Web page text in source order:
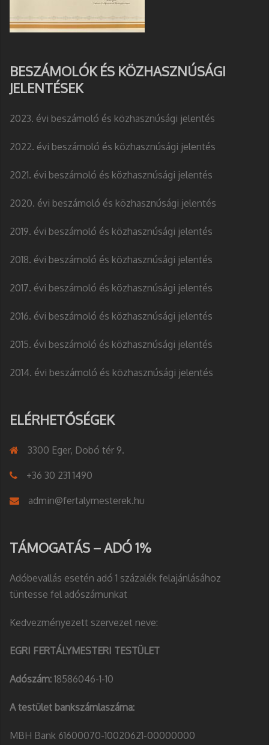
BESZÁMOLÓK ÉS KÖZHASZNÚSÁGI
JELENTÉSEK
2023. évi beszámoló és közhasznúsági jelentés
2022. évi beszámoló és közhasznúsági jelentés
2021. évi beszámoló és közhasznúsági jelentés
2020. évi beszámoló és közhasznúsági jelentés
2019. évi beszámoló és közhasznúsági jelentés
2018. évi beszámoló és közhasznúsági jelentés
2017. évi beszámoló és közhasznúsági jelentés
2016. évi beszámoló és közhasznúsági jelentés
2015. évi beszámoló és közhasznúsági jelentés
2014. évi beszámoló és közhasznúsági jelentés
ELÉRHETŐSÉGEK
3300 Eger, Dobó tér 9.
+36 30 231 1490
admin@fertalymesterek.hu
TÁMOGATÁS – ADÓ 1%
Adóbevallás esetén adó 1 százalék felajánlásához
tüntesse fel adószámunkat
Kedvezményezett szervezet neve:
EGRI FERTÁLYMESTERI TESTÜLET
Adószám: 18586046-1-10
A testület bankszámlaszáma:
MBH Bank 61600070-10020621-00000000